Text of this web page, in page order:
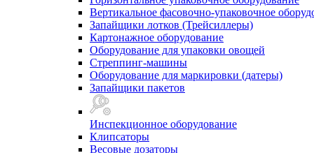
Вертикальное фасовочно-упаковочное
Запайщики лотков (Трейсиллеры)
Картонажное оборудование
Оборудование для упаковки овощей
Стреппинг-машины
Оборудование для маркировки (датеры)
Запайщики пакетов
Инспекционное оборудование
Клипсаторы
Весовые дозаторы